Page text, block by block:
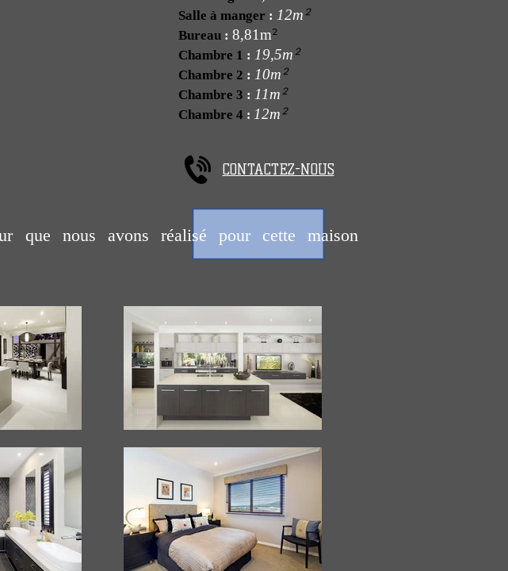
Salle à manger : 12m²
Bureau : 8,81m²
Chambre 1 : 19,5m²
Chambre 2 : 10m²
Chambre 3 : 11m²
Chambre 4 : 12m²
CONTACTEZ-NOUS
que nous avons réalisé pour cette maison